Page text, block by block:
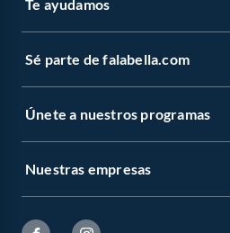
Te ayudamos
Sé parte de falabella.com
Únete a nuestros programas
Nuestras empresas